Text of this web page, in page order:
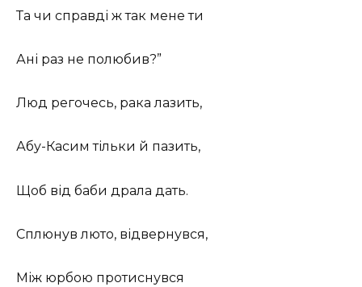
Та чи справді ж так мене ти
Ані раз не полюбив?”
Люд регочесь, рака лазить,
Абу-Касим тільки й пазить,
Щоб від баби драла дать.
Сплюнув люто, відвернувся,
Між юрбою протиснувся